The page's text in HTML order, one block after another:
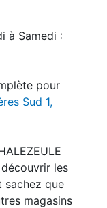
à Samedi :
pour
Sud 1,
les
sachez que
magasins